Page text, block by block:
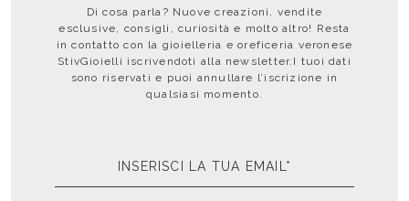
Di cosa parla? Nuove creazioni, vendite
esclusive, consigli, curiosità e molto altro! Resta
in contatto con la gioielleria e oreficeria veronese
StivGioielli iscrivendoti alla newsletter.I tuoi dati
sono riservati e puoi annullare l’iscrizione in
qualsiasi momento.